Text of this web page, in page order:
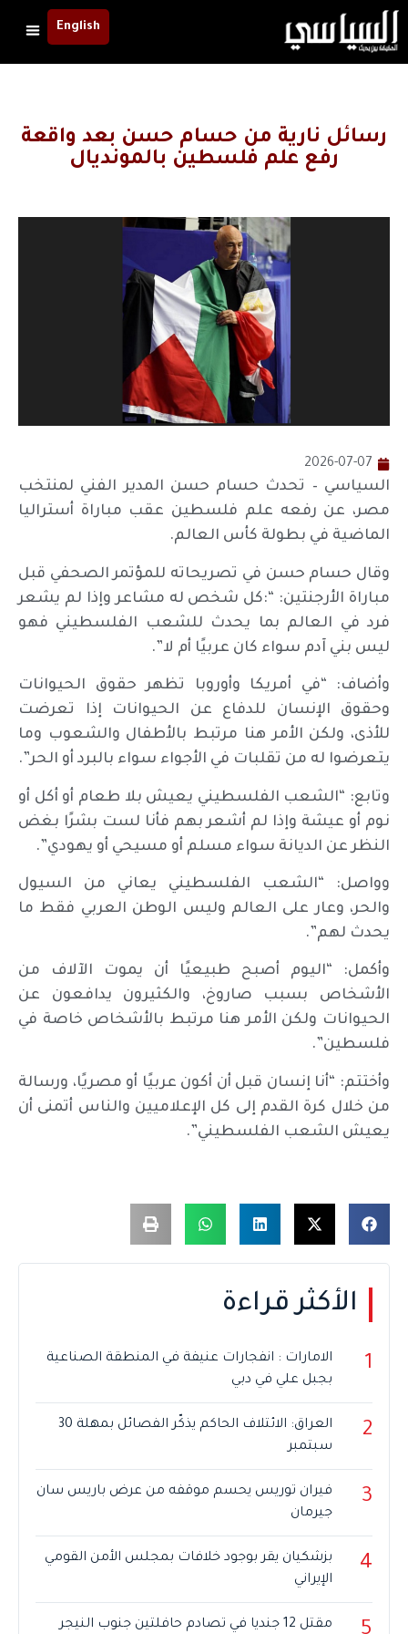
English
رسائل نارية من حسام حسن بعد واقعة
رفع علم فلسطين بالمونديال
2026-07-07
السياسي – تحدث حسام حسن المدير الفني لمنتخب
مصر، عن رفعه علم فلسطين عقب مباراة أستراليا
الماضية في بطولة كأس العالم.
وقال حسام حسن في تصريحاته للمؤتمر الصحفي قبل
مباراة الأرجنتين: “:كل شخص له مشاعر وإذا لم يشعر
فرد في العالم بما يحدث للشعب الفلسطيني فهو
ليس بني آدم سواء كان عربيًا أم لا”.
وأضاف: “في أمريكا وأوروبا تظهر حقوق الحيوانات
وحقوق الإنسان للدفاع عن الحيوانات إذا تعرضت
للأذى، ولكن الأمر هنا مرتبط بالأطفال والشعوب وما
يتعرضوا له من تقلبات في الأجواء سواء بالبرد أو الحر”.
وتابع: “الشعب الفلسطيني يعيش بلا طعام أو أكل أو
نوم أو عيشة وإذا لم أشعر بهم فأنا لست بشرًا بغض
النظر عن الديانة سواء مسلم أو مسيحي أو يهودي”.
وواصل: “الشعب الفلسطيني يعاني من السيول
والحر، وعار على العالم وليس الوطن العربي فقط ما
يحدث لهم”.
وأكمل: “اليوم أصبح طبيعيًا أن يموت الآلاف من
الأشخاص بسبب صاروخ، والكثيرون يدافعون عن
الحيوانات ولكن الأمر هنا مرتبط بالأشخاص خاصة في
فلسطين”.
وأختتم: “أنا إنسان قبل أن أكون عربيًا أو مصريًا، ورسالة
من خلال كرة القدم إلى كل الإعلاميين والناس أتمنى أن
يعيش الشعب الفلسطيني”.
الأكثر قراءة
1
الامارات : انفجارات عنيفة في المنطقة الصناعية
بجبل علي في دبي
2
العراق: الائتلاف الحاكم يذكّر الفصائل بمهلة 30
سبتمبر
3
فيران توريس يحسم موقفه من عرض باريس سان
جيرمان
4
بزشكيان يقر بوجود خلافات بمجلس الأمن القومي
الإيراني
مقتل 12 جنديا في تصادم حافلتين جنوب النيجر